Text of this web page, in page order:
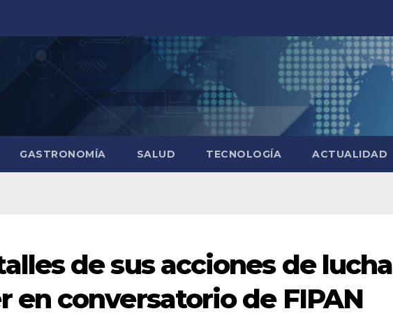
GASTRONOMÍA SALUD TECNOLOGÍA ACTUALIDAD
de sus acciones de lucha
en conversatorio de FIPAN